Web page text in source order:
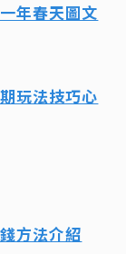
年春天圖文
玩法技巧心
方法介紹